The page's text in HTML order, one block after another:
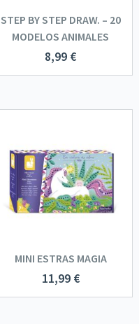
STEP BY STEP DRAW. – 20
MODELOS ANIMALES
8,99 €
MINI ESTRAS MAGIA
11,99 €